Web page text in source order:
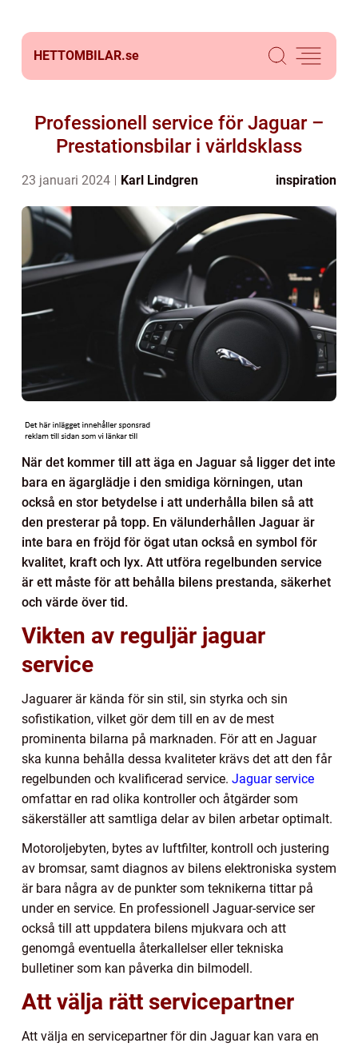
HETTOMBILAR.se
Professionell service för Jaguar –
Prestationsbilar i världsklass
23 januari 2024 Karl Lindgren inspiration
När det kommer till att äga en Jaguar så ligger det inte
bara en ägarglädje i den smidiga körningen, utan
också en stor betydelse i att underhålla bilen så att
den presterar på topp. En välunderhållen Jaguar är
inte bara en fröjd för ögat utan också en symbol för
kvalitet, kraft och lyx. Att utföra regelbunden service
är ett måste för att behålla bilens prestanda, säkerhet
och värde över tid.
Vikten av reguljär jaguar
service
Jaguarer är kända för sin stil, sin styrka och sin
sofistikation, vilket gör dem till en av de mest
prominenta bilarna på marknaden. För att en Jaguar
ska kunna behålla dessa kvaliteter krävs det att den får
regelbunden och kvalificerad service. Jaguar service
omfattar en rad olika kontroller och åtgärder som
säkerställer att samtliga delar av bilen arbetar optimalt.
Motoroljebyten, bytes av luftfilter, kontroll och justering
av bromsar, samt diagnos av bilens elektroniska system
är bara några av de punkter som teknikerna tittar på
under en service. En professionell Jaguar-service ser
också till att uppdatera bilens mjukvara och att
genomgå eventuella återkallelser eller tekniska
bulletiner som kan påverka din bilmodell.
Att välja rätt servicepartner
Att välja en servicepartner för din Jaguar kan vara en